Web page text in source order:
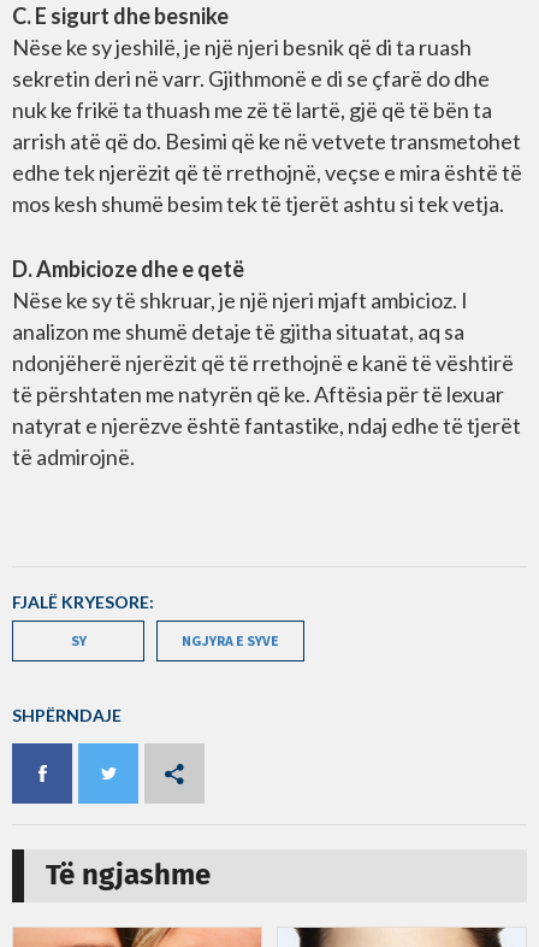
C. E sigurt dhe besnike
Nëse ke sy jeshilë, je një njeri besnik që di ta ruash
sekretin deri në varr. Gjithmonë e di se çfarë do dhe
nuk ke frikë ta thuash me zë të lartë, gjë që të bën ta
arrish atë që do. Besimi që ke në vetvete transmetohet
edhe tek njerëzit që të rrethojnë, veçse e mira është të
mos kesh shumë besim tek të tjerët ashtu si tek vetja.
D. Ambicioze dhe e qetë
Nëse ke sy të shkruar, je një njeri mjaft ambicioz. I
analizon me shumë detaje të gjitha situatat, aq sa
ndonjëherë njerëzit që të rrethojnë e kanë të vështirë
të përshtaten me natyrën që ke. Aftësia për të lexuar
natyrat e njerëzve është fantastike, ndaj edhe të tjerët
të admirojnë.
FJALË KRYESORE:
SY NGJYRA E SYVE
SHPËRNDAJE
Të ngjashme